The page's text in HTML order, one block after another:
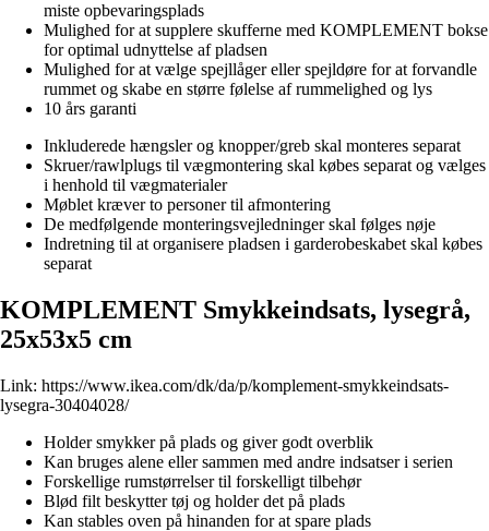
miste opbevaringsplads
Mulighed for at supplere skufferne med KOMPLEMENT bokse
for optimal udnyttelse af pladsen
Mulighed for at vælge spejllåger eller spejldøre for at forvandle
rummet og skabe en større følelse af rummelighed og lys
10 års garanti
Inkluderede hængsler og knopper/greb skal monteres separat
Skruer/rawlplugs til vægmontering skal købes separat og vælges
i henhold til vægmaterialer
Møblet kræver to personer til afmontering
De medfølgende monteringsvejledninger skal følges nøje
Indretning til at organisere pladsen i garderobeskabet skal købes
separat
KOMPLEMENT Smykkeindsats, lysegrå,
25x53x5 cm
Link: https://www.ikea.com/dk/da/p/komplement-smykkeindsats-
lysegra-30404028/
Holder smykker på plads og giver godt overblik
Kan bruges alene eller sammen med andre indsatser i serien
Forskellige rumstørrelser til forskelligt tilbehør
Blød filt beskytter tøj og holder det på plads
Kan stables oven på hinanden for at spare plads